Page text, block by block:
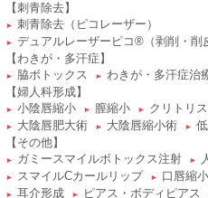
【刺青除去】
► 刺青除去（ピコレーザー）
► デュアルレーザーピコ®（剥削・削
【わきが・多汗症】
► 脇ボトックス ►
わきが・多汗症治
【婦人科形成】
► 小陰唇縮小 ► 膣縮小 ► クリトリ
► 大陰唇肥大術 ► 大陰唇縮小術 ►
【その他】
► ガミースマイルボトックス注射 ►
► スマイルCカールリップ ► 口唇縮小
► 耳介形成 ► ピアス・ボディピアス